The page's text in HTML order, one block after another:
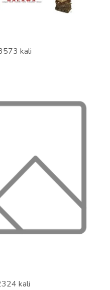
kali
kali